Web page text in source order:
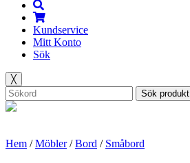
Kundservice
Mitt Konto
Sök
╳
Sök produkt
Hem /Möbler/Bord / Småbord